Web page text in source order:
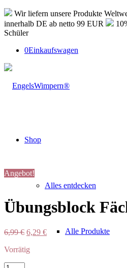
Wir liefern unsere Produkte
innerhalb DE ab netto 99 EUR
Schüler
0Einkaufswagen
Shop
Alles entdecken
Alle Produkte
Angebot!
Übungsblock
6,99€ Ursprünglicher
war:
6,29 €Aktueller
Vorrätig
Übungsblock